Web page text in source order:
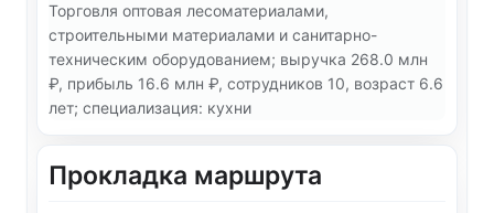
Торговля оптовая лесоматериалами,
строительными материалами и санитарно-
техническим оборудованием; выручка 268.0 млн
₽, прибыль 16.6 млн ₽, сотрудников 10, возраст 6.6
лет; специализация: кухни
Прокладка маршрута